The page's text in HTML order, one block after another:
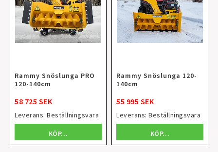
Rammy Snöslunga PRO
120-140cm
58 725 SEK
Leverans: Beställningsvara
KÖP…
Rammy Snöslunga 120-
140cm
55 995 SEK
Leverans: Beställningsvara
KÖP…